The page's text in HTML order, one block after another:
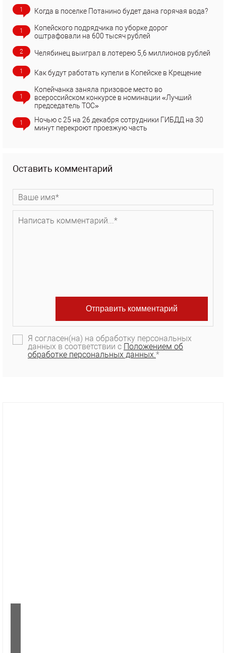
1 Когда в поселке Потанино будет дана горячая вода?
1
Копейского подрядчика по уборке дорог
оштрафовали на 600 тысяч рублей
2 Челябинец выиграл в лотерею 5,6 миллионов рублей
1 Как будут работать купели в Копейске в Крещение
1
Копейчанка заняла призовое место во
всероссийском конкурсе в номинации «Лучший
председатель ТОС»
1
Ночью с 25 на 26 декабря сотрудники ГИБДД на 30
минут перекроют проезжую часть
Оставить комментарий
Я согласен(на) на обработку персональных
данных в соответствии с Положением об
обработке персональных данных.*